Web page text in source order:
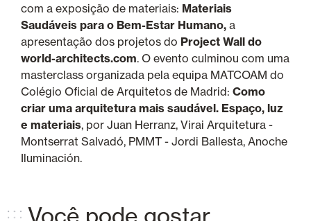
com a exposição de materiais: Materiais
Saudáveis para o Bem-Estar Humano, a
apresentação dos projetos do Project Wall do
world-architects.com. O evento culminou com uma
masterclass organizada pela equipa MATCOAM do
Colégio Oficial de Arquitetos de Madrid: Como
criar uma arquitetura mais saudável. Espaço, luz
e materiais, por Juan Herranz, Virai Arquitetura -
Montserrat Salvadó, PMMT - Jordi Ballesta, Anoche
Iluminación.
Você pode gostar